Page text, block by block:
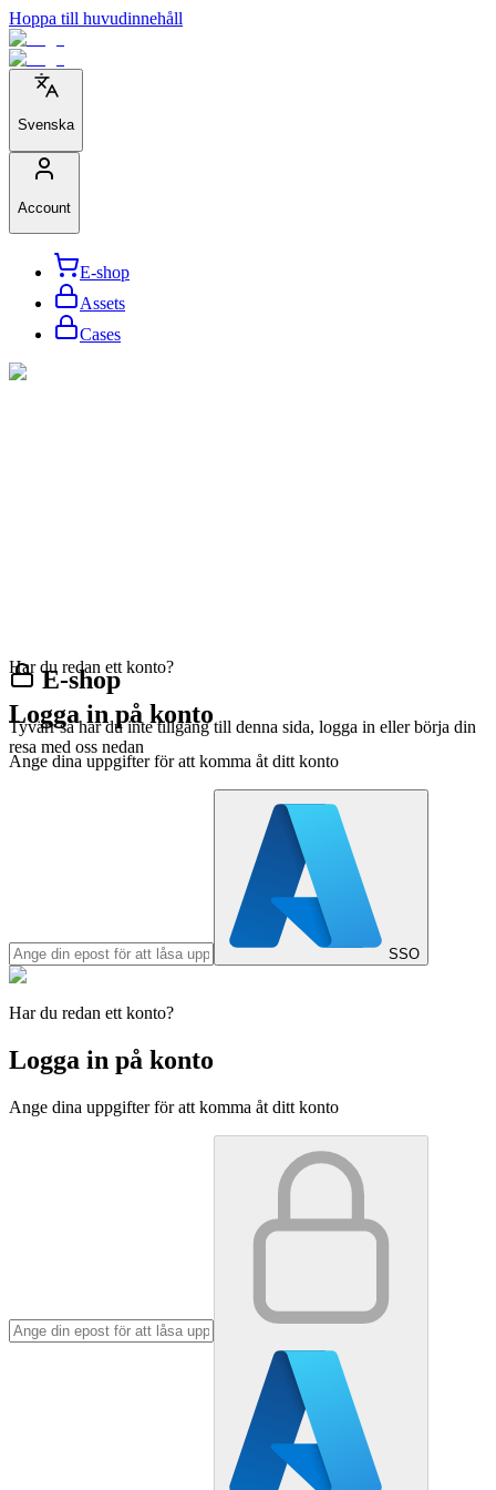
Hoppa till huvudinnehåll
Svenska
Account
E-shop
Assets
Cases
E-shop
Tyvärr så har du inte tillgång till denna sida, logga in eller börja din
resa med oss nedan
Har du redan ett konto?
Logga in på konto
Ange dina uppgifter för att komma åt ditt konto
SSO
Har du redan ett konto?
Logga in på konto
Ange dina uppgifter för att komma åt ditt konto